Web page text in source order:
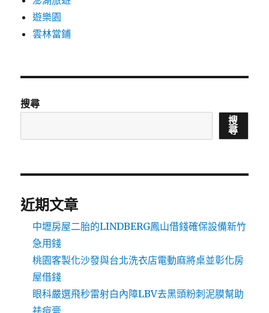
遊樂園
雲林當鋪
搜尋
搜
尋
近期文章
中壢房屋二胎的LINDBERG鳳山借錢確保設備新竹
急用錢
桃園客製化沙發與台北洗衣店電動麻將桌並彰化房
屋借錢
眼科嚴選飛秒雷射白內障LBV去黑頭粉刺泥膜幫助